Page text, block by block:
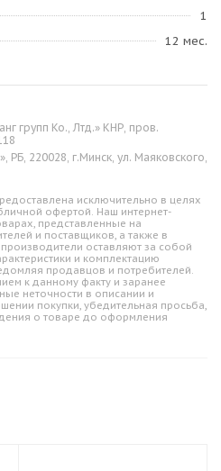
1
12 мес.
групп Ко., Лтд.» КНР, пров.
РБ, 220028, г.Минск, ул. Маяковского,
исключительно в целях
офертой. Наш интернет-
представленные на
и поставщиков, а также в
оставляют за собой
и комплектацию
продавцов и потребителей.
к данному факту и заранее
неточности в описании и
покупки, убедительная просьба,
о товаре до оформления